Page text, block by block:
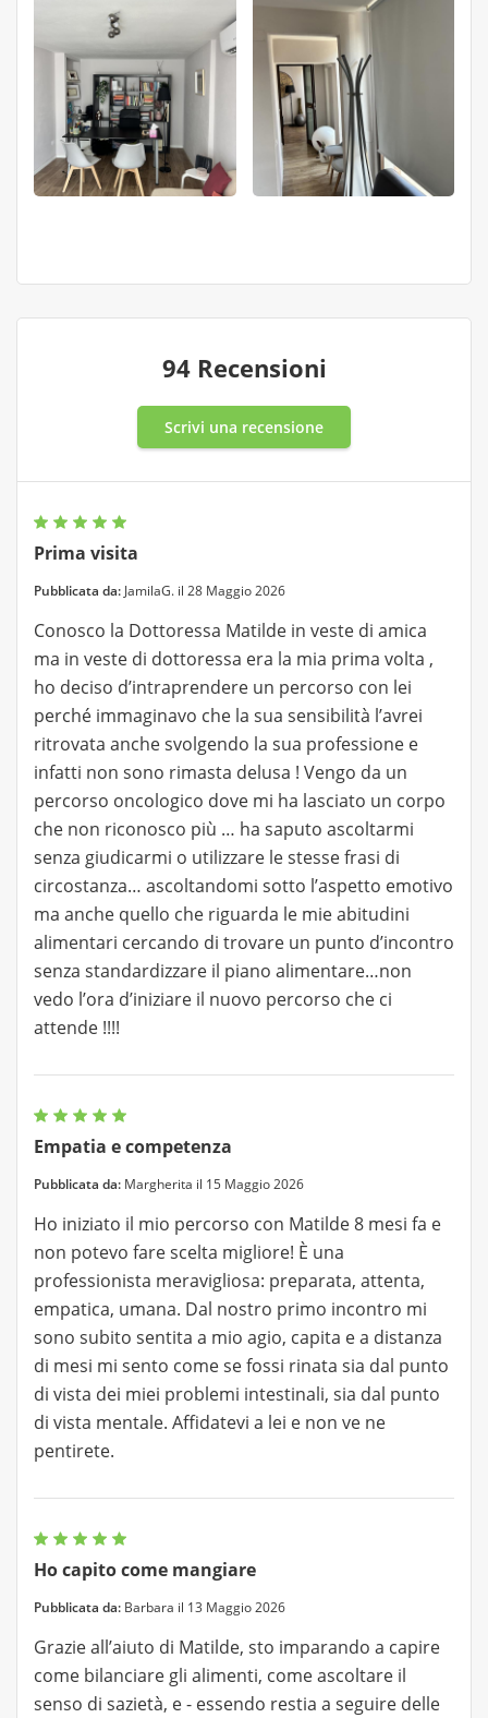
94 Recensioni
Scrivi una recensione
Prima visita
Pubblicata da: JamilaG. il 28 Maggio 2026
Conosco la Dottoressa Matilde in veste di amica
ma in veste di dottoressa era la mia prima volta ,
ho deciso d’intraprendere un percorso con lei
perché immaginavo che la sua sensibilità l’avrei
ritrovata anche svolgendo la sua professione e
infatti non sono rimasta delusa ! Vengo da un
percorso oncologico dove mi ha lasciato un corpo
che non riconosco più … ha saputo ascoltarmi
senza giudicarmi o utilizzare le stesse frasi di
circostanza… ascoltandomi sotto l’aspetto emotivo
ma anche quello che riguarda le mie abitudini
alimentari cercando di trovare un punto d’incontro
senza standardizzare il piano alimentare…non
vedo l’ora d’iniziare il nuovo percorso che ci
attende !!!!
Empatia e competenza
Pubblicata da: Margherita il 15 Maggio 2026
Ho iniziato il mio percorso con Matilde 8 mesi fa e
non potevo fare scelta migliore! È una
professionista meravigliosa: preparata, attenta,
empatica, umana. Dal nostro primo incontro mi
sono subito sentita a mio agio, capita e a distanza
di mesi mi sento come se fossi rinata sia dal punto
di vista dei miei problemi intestinali, sia dal punto
di vista mentale. Affidatevi a lei e non ve ne
pentirete.
Ho capito come mangiare
Pubblicata da: Barbara il 13 Maggio 2026
Grazie all’aiuto di Matilde, sto imparando a capire
come bilanciare gli alimenti, come ascoltare il
senso di sazietà, e - essendo restia a seguire delle